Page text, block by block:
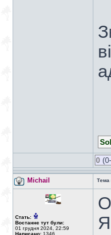
0
Michail Тема
Стать:
Востаннє тут були:
01 грудня 2024, 22:59
Написано: 1346